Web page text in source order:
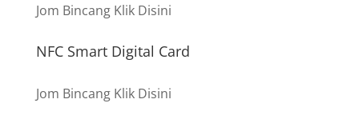
Jom Bincang Klik Disini
NFC Smart Digital Card
Jom Bincang Klik Disini